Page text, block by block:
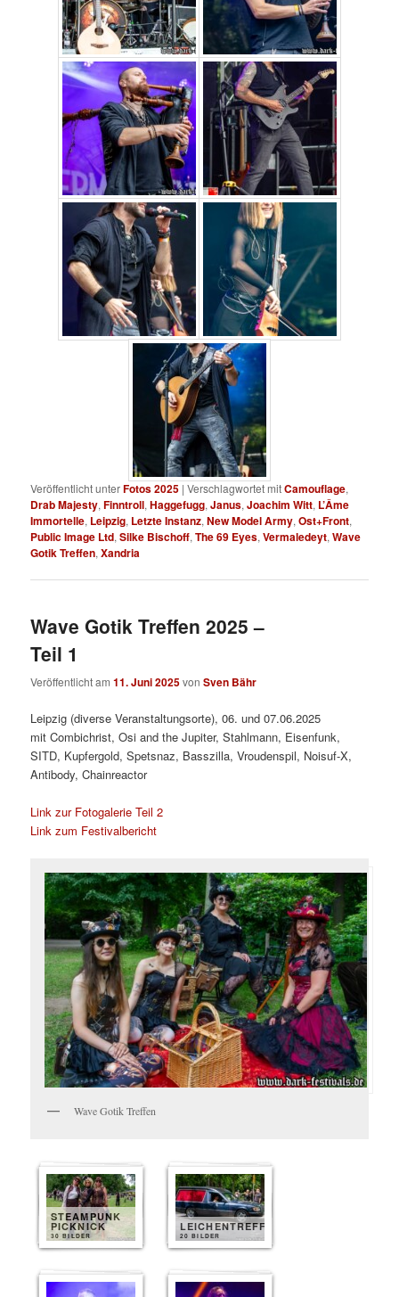
Veröffentlicht unterFotos 2025 |Verschlagwortet mitCamouflage,
Drab Majesty,Finntroll,Haggefugg,Janus,Joachim Witt, L’Âme
Immortelle, Leipzig, Letzte Instanz,New Model Army,Ost+Front,
Public Image Ltd,Silke Bischoff,The 69 Eyes,Vermaledeyt,Wave
Gotik Treffen,Xandria
Wave Gotik Treffen 2025 –
Teil 1
Veröffentlicht am11. Juni 2025vonSven Bähr
Leipzig (diverse Veranstaltungsorte), 06. und 07.06.2025
mit Combichrist, Osi and the Jupiter, Stahlmann, Eisenfunk,
SITD, Kupfergold, Spetsnaz, Basszilla, Vroudenspil, Noisuf-X,
Antibody, Chainreactor
Link zur Fotogalerie Teil 2
Link zum Festivalbericht
Wave Gotik Treffen
STEAMPUNK
PICKNICK
30 BILDER
LEICHENTREFF
20 BILDER